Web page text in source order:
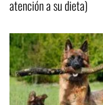
atención a su dieta)